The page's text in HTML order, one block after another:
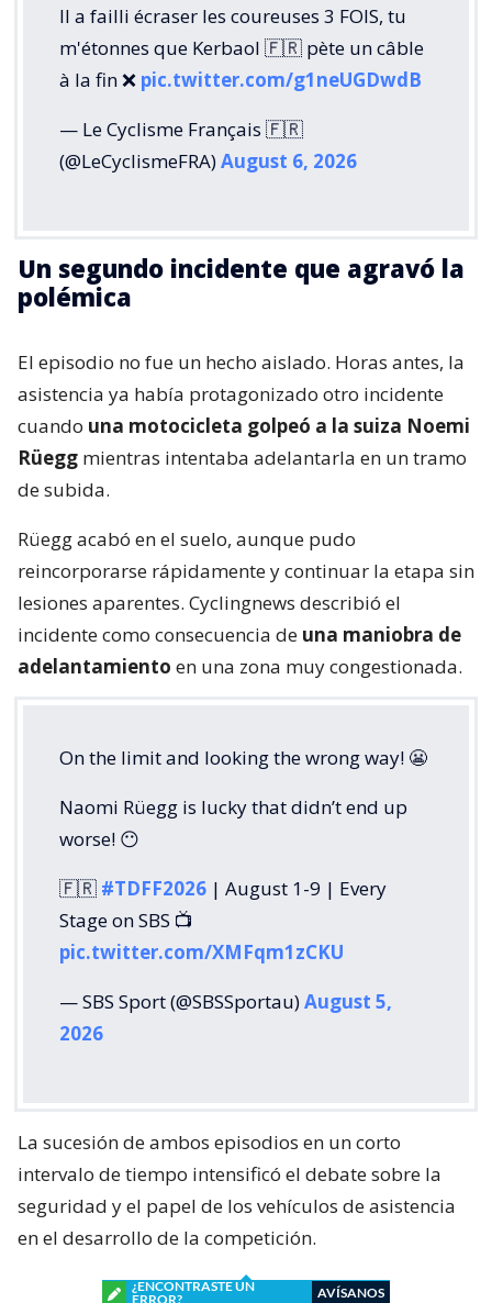
Il a failli écraser les coureuses 3 FOIS, tu
m'étonnes que Kerbaol 🇫🇷 pète un câble
à la fin ❌️ pic.twitter.com/g1neUGDwdB
— Le Cyclisme Français 🇫🇷
(@LeCyclismeFRA)August 6, 2026
Un segundo incidente que agravó la
polémica
El episodio no fue un hecho aislado. Horas antes, la
asistencia ya había protagonizado otro incidente
cuando una motocicleta golpeó a la suiza Noemi
Rüegg mientras intentaba adelantarla en un tramo
de subida.
Rüegg acabó en el suelo, aunque pudo
reincorporarse rápidamente y continuar la etapa sin
lesiones aparentes. Cyclingnews describió el
incidente como consecuencia de una maniobra de
adelantamiento en una zona muy congestionada.
On the limit and looking the wrong way! 😬
Naomi Rüegg is lucky that didn’t end up
worse! 😶
🇫🇷 #TDFF2026 | August 1-9 | Every
Stage on SBS 📺
pic.twitter.com/XMFqm1zCKU
— SBS Sport (@SBSSportau)August 5,
2026
La sucesión de ambos episodios en un corto
intervalo de tiempo intensificó el debate sobre la
seguridad y el papel de los vehículos de asistencia
en el desarrollo de la competición.
¿ENCONTRASTE UN
ERROR?
AVÍSANOS